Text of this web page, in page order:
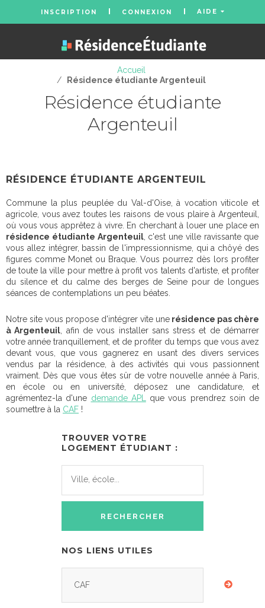
INSCRIPTION CONNEXION AIDE
Accueil
/
Résidence étudiante Argenteuil
Résidence étudiante
Argenteuil
RÉSIDENCE ÉTUDIANTE ARGENTEUIL
Commune la plus peuplée du Val-d'Oise, à vocation viticole et
agricole, vous avez toutes les raisons de vous plaire à Argenteuil,
où vous vous apprêtez à vivre. En cherchant à louer une place en
résidence étudiante Argenteuil, c'est une ville ravissante que
vous allez intégrer, bassin de l'impressionnisme, qui a chôyé des
figures comme Monet ou Braque. Vous pourrez dès lors profiter
de toute la ville pour mettre à profit vos talents d'artiste, et profiter
du silence et du calme des berges de Seine pour de longues
séances de contemplations un peu béates.
Notre site vous propose d'intégrer vite une résidence pas chère
à Argenteuil , afin de vous installer sans stress et de démarrer
votre année tranquillement, et de profiter du temps que vous avez
devant vous, que vous gagnerez en usant des divers services
vendus par la résidence, à des activités qui vous passionnent
vraiment. Dès que vous êtes sûr de votre nouvelle année à Paris,
en école ou en université, déposez une candidature, et
agrémentez-la d'une demande APL
que vous prendrez soin de
soumettre à la CAF !
TROUVER VOTRE
LOGEMENT ÉTUDIANT :
NOS LIENS UTILES
CAF